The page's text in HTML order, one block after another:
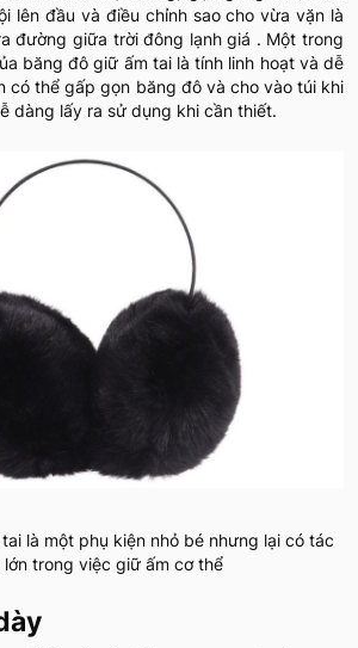
lên đầu và điều chỉnh sao cho vừa vặn là
đường giữa trời đông lạnh giá . Một trong
băng đô giữ ấm tai là tính linh hoạt và dễ
có thể gấp gọn băng đô và cho vào túi khi
dàng lấy ra sử dụng khi cần thiết.
là một phụ kiện nhỏ bé nhưng lại có tác
lớn trong việc giữ ấm cơ thể